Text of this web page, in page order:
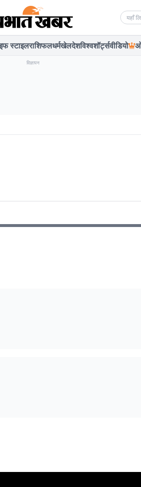
स्टाइलराशिफलधर्मखेलदेशविश्वशॉर्ट्सवीडियो
विज्ञापन